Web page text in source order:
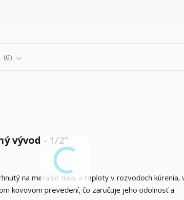
0
vývod - 1/2"
na meranie tlaku a teploty v rozvodoch kúrenia,
kovovom prevedení, čo zaručuje jeho odolnosť a